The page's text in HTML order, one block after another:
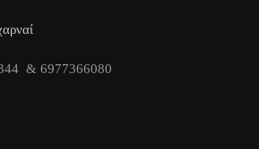
& 6977366080